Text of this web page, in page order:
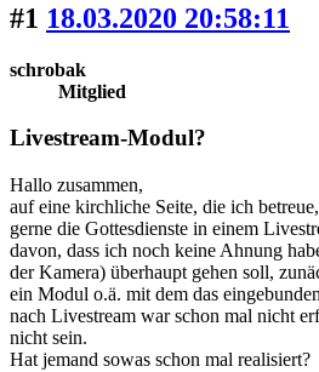
#1 18.03.2020 20:58:11
schrobak
Mitglied
Livestream-Modul?
Hallo zusammen,
auf eine kirchliche Seite, die ich
gerne die Gottesdienste in einem
davon, dass ich noch keine Ahnung
der Kamera) überhaupt gehen soll,
ein Modul o.ä. mit dem das
nach Livestream war schon mal nicht
nicht sein.
Hat jemand sowas schon mal realisiert?